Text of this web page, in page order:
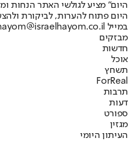
היום" מציע לגולשי האתר הנחות
היום פתוח להערות, לביקורת
במייל hayom@israelhayom.co.il.
מבזקים
חדשות
אוכל
תשחץ
ForReal
תרבות
דעות
ספורט
מגזין
העיתון היומי